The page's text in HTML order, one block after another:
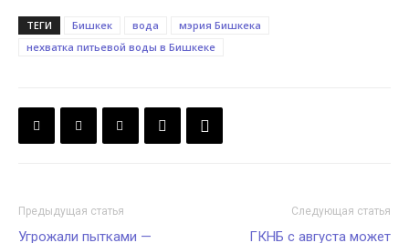
ТЕГИ Бишкек вода
мэрия Бишкека
нехватка питьевой воды в Бишкеке
Предыдущая статья
Угрожали пытками —
Следующая статья
ГКНБ с августа может